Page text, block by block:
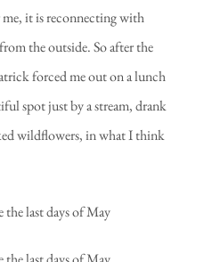
it is reconnecting with
the outside. So after the
forced me out on a lunch
spot just by a stream, drank
wildflowers, in what I think